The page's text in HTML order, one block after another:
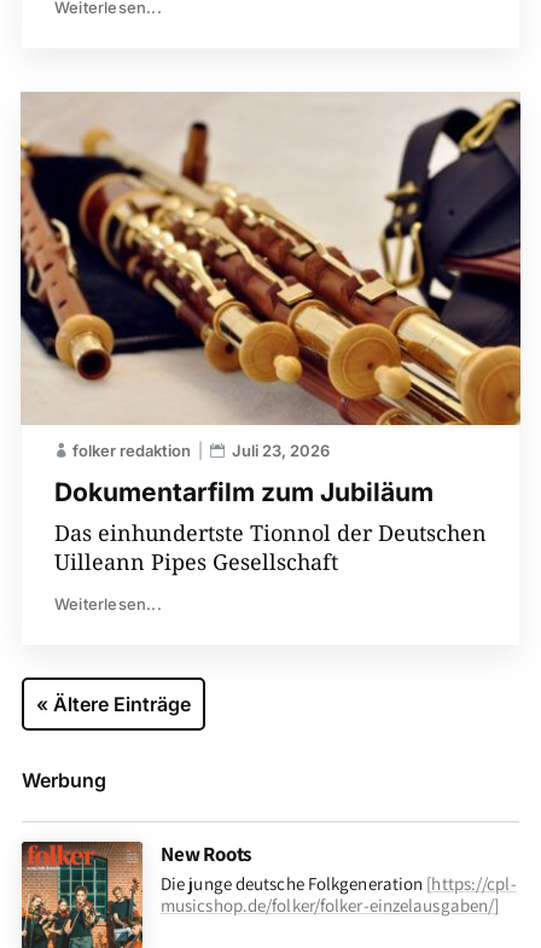
Weiterlesen...
Dokumentarfilm zum Jubiläum
folker redaktion Juli 23, 2026
Das einhundertste Tionnol der Deutschen
Uilleann Pipes Gesellschaft
Weiterlesen...
« Ältere Einträge
Werbung
New Roots
Die junge deutsche Folkgeneration [https://cpl-
musicshop.de/folker/folker-einzelausgaben/]